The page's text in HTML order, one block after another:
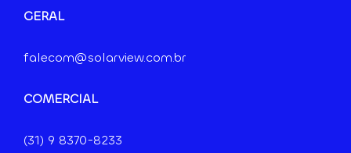
GERAL
falecom@solarview.com.br
COMERCIAL
(31) 9 8370-8233